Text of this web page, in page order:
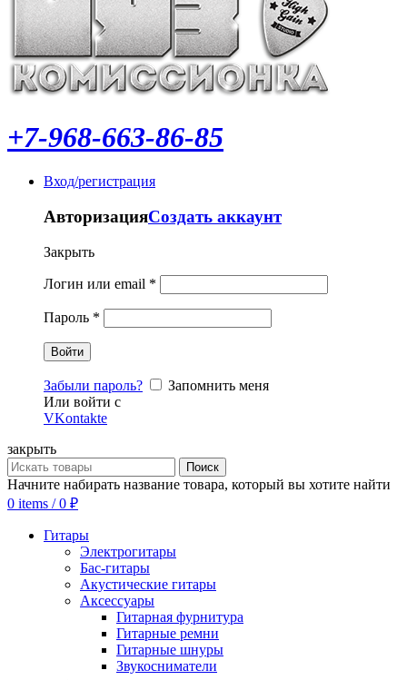
+7-968-663-86-85
Вход/регистрация
АвторизацияСоздать аккаунт
Закрыть
Логин или email *
Пароль *
Забыли пароль?
Запомнить меня
Или войти с
VKontakte
закрыть
Поиск
Начните набирать название товара, который вы хотите найти
0 items / 0 ₽
Гитары
Электрогитары
Бас-гитары
Акустические гитары
Аксессуары
Гитарная фурнитура
Гитарные ремни
Гитарные шнуры
Звукосниматели